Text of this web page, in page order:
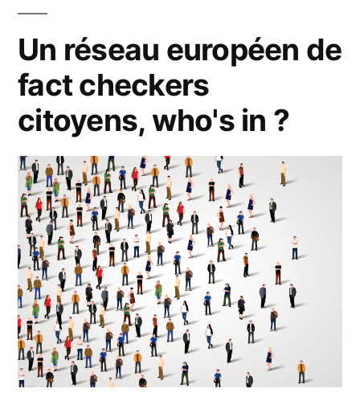
Un réseau européen de
fact checkers
citoyens, who's in ?